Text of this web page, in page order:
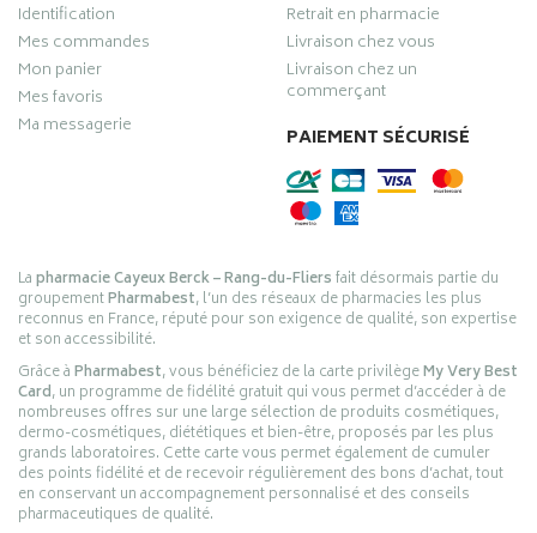
Identification
Mes commandes
Mon panier
Mes favoris
Ma messagerie
Retrait en pharmacie
Livraison chez vous
Livraison chez un
commerçant
PAIEMENT SÉCURISÉ
Lapharmacie Cayeux Berck – Rang-du-Fliersfait désormais partie du
groupementPharmabest, l’un des réseaux de pharmacies les plus
reconnus en France, réputé pour son exigence de qualité, son expertise
et son accessibilité.
Grâce àPharmabest, vous bénéficiez de la carte privilègeMy Very Best
Card, un programme de fidélité gratuit qui vous permet d’accéder à de
nombreuses offres sur une large sélection de produits cosmétiques,
dermo-cosmétiques, diététiques et bien-être, proposés par les plus
grands laboratoires. Cette carte vous permet également de cumuler
des points fidélité et de recevoir régulièrement des bons d’achat, tout
en conservant un accompagnement personnalisé et des conseils
pharmaceutiques de qualité.